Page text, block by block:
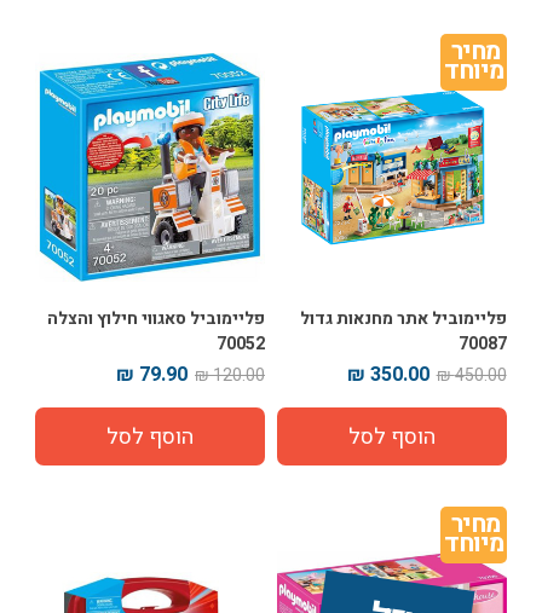
מחיר
מיוחד
פליימוביל אתר מחנאות גדול
70087
450.00 ₪
350.00 ₪
פליימוביל סאגווי חילוץ והצלה
70052
120.00 ₪
79.90 ₪
מחיר
מיוחד